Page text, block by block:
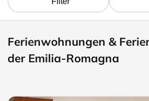
Ferienwohnungen &
der Emilia-Romagna